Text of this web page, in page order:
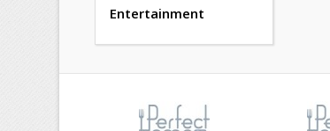
Entertainment